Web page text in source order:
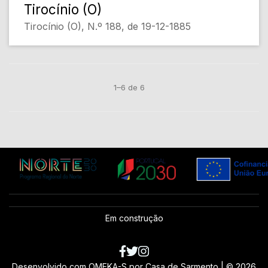
Tirocínio (O)
Tirocínio (O), N.º 188, de 19-12-1885
1–6 de 6
Em construção